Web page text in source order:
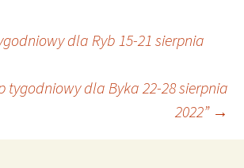
dla Ryb 15-21 sierpnia
tygodniowy dla Byka 22-28 sierpnia
2022” →